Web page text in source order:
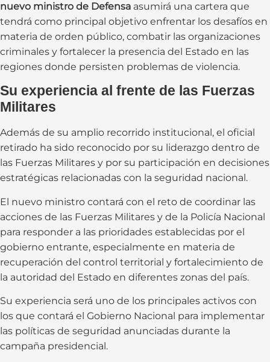
nuevo ministro de Defensa asumirá una cartera que
tendrá como principal objetivo enfrentar los desafíos en
materia de orden público, combatir las organizaciones
criminales y fortalecer la presencia del Estado en las
regiones donde persisten problemas de violencia.
Su experiencia al frente de las Fuerzas
Militares
Además de su amplio recorrido institucional, el oficial
retirado ha sido reconocido por su liderazgo dentro de
las Fuerzas Militares y por su participación en decisiones
estratégicas relacionadas con la seguridad nacional.
El nuevo ministro contará con el reto de coordinar las
acciones de las Fuerzas Militares y de la Policía Nacional
para responder a las prioridades establecidas por el
gobierno entrante, especialmente en materia de
recuperación del control territorial y fortalecimiento de
la autoridad del Estado en diferentes zonas del país.
Su experiencia será uno de los principales activos con
los que contará el Gobierno Nacional para implementar
las políticas de seguridad anunciadas durante la
campaña presidencial.